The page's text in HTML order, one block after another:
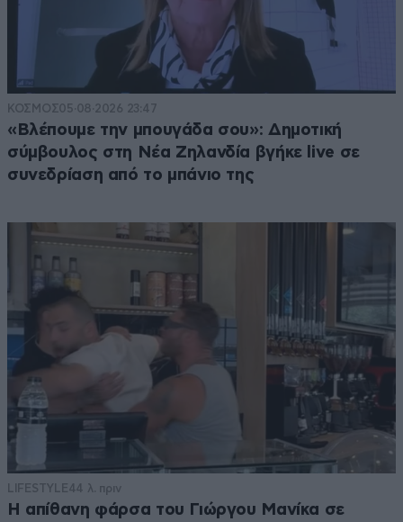
ΚΟΣΜΟΣ05·08·2026 23:47
«Βλέπουμε την μπουγάδα σου»: Δημοτική
σύμβουλος στη Νέα Ζηλανδία βγήκε live σε
συνεδρίαση από το μπάνιο της
LIFESTYLE44 λ. πριν
Η απίθανη φάρσα του Γιώργου Μανίκα σε